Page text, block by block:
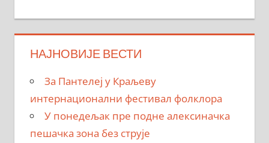
НАЈНОВИЈЕ ВЕСТИ
За Пантелеј у Краљеву
интернационални фестивал фолклора
У понедељак пре подне алексиначка
пешачка зона без струје